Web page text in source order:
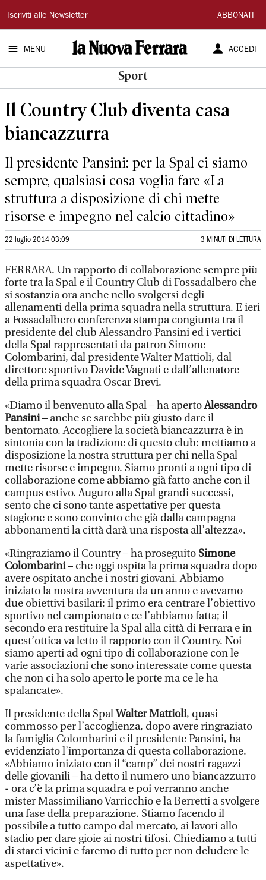
La
Nuova
Ferrara
Iscriviti alle Newsletter ABBONATI
MENU ACCEDI
Sport
Il Country Club diventa casa
biancazzurra
Il presidente Pansini: per la Spal ci siamo
sempre, qualsiasi cosa voglia fare «La
struttura a disposizione di chi mette
risorse e impegno nel calcio cittadino»
22 luglio 2014 03:09 3 MINUTI DI LETTURA
FERRARA. Un rapporto di collaborazione sempre più
forte tra la Spal e il Country Club di Fossadalbero che
si sostanzia ora anche nello svolgersi degli
allenamenti della prima squadra nella struttura. E ieri
a Fossadalbero conferenza stampa congiunta tra il
presidente del club Alessandro Pansini ed i vertici
della Spal rappresentati da patron Simone
Colombarini, dal presidente Walter Mattioli, dal
direttore sportivo Davide Vagnati e dall’allenatore
della prima squadra Oscar Brevi.
«Diamo il benvenuto alla Spal – ha apertoAlessandro
Pansini– anche se sarebbe più giusto dare il
bentornato. Accogliere la società biancazzurra è in
sintonia con la tradizione di questo club: mettiamo a
disposizione la nostra struttura per chi nella Spal
mette risorse e impegno. Siamo pronti a ogni tipo di
collaborazione come abbiamo già fatto anche con il
campus estivo. Auguro alla Spal grandi successi,
sento che ci sono tante aspettative per questa
stagione e sono convinto che già dalla campagna
abbonamenti la città darà una risposta all’altezza».
«Ringraziamo il Country – ha proseguito Simone
Colombarini– che oggi ospita la prima squadra dopo
avere ospitato anche i nostri giovani. Abbiamo
iniziato la nostra avventura da un anno e avevamo
due obiettivi basilari: il primo era centrare l’obiettivo
sportivo nel campionato e ce l’abbiamo fatta; il
secondo era restituire la Spal alla città di Ferrara e in
quest’ottica va letto il rapporto con il Country. Noi
siamo aperti ad ogni tipo di collaborazione con le
varie associazioni che sono interessate come questa
che non ci ha solo aperto le porte ma ce le ha
spalancate».
Il presidente della SpalWalter Mattioli, quasi
commosso per l’accoglienza, dopo avere ringraziato
la famiglia Colombarini e il presidente Pansini, ha
evidenziato l’importanza di questa collaborazione.
«Abbiamo iniziato con il “camp” dei nostri ragazzi
delle giovanili – ha detto il numero uno biancazzurro
- ora c’è la prima squadra e poi verranno anche
mister Massimiliano Varricchio e la Berretti a svolgere
una fase della preparazione. Stiamo facendo il
possibile a tutto campo dal mercato, ai lavori allo
stadio per dare gioie ai nostri tifosi. Chiediamo a tutti
di starci vicini e faremo di tutto per non deludere le
aspettative».